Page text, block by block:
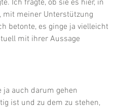
Ich fragte, ob sie es hier, in
mit meiner Unterstützung
betonte, es ginge ja vielleicht
mit ihrer Aussage
auch darum gehen
ist und zu dem zu stehen,